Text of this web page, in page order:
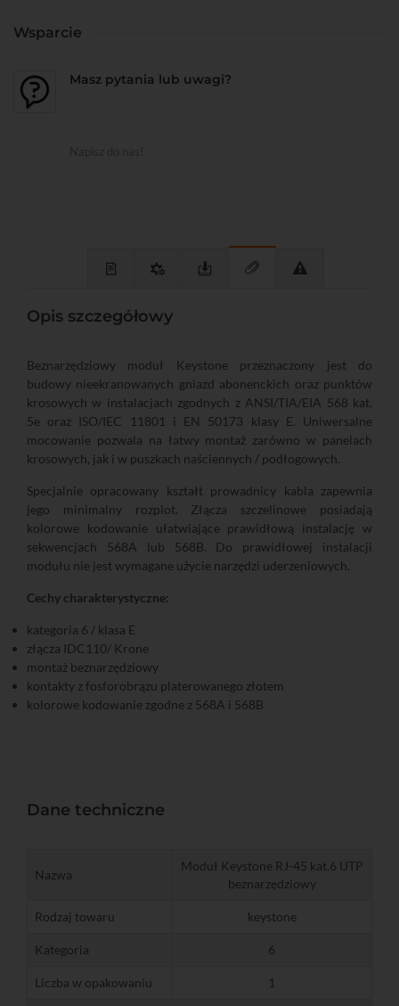
Wsparcie
Masz pytania lub uwagi?
Opis szczegółowy
Beznarzędziowy moduł Keystone przeznaczony jest do
budowy nieekranowanych gniazd abonenckich oraz punktów
krosowych w instalacjach zgodnych z ANSI/TIA/EIA 568 kat.
5e oraz ISO/IEC 11801 i EN 50173 klasy E. Uniwersalne
mocowanie pozwala na łatwy montaż zarówno w panelach
krosowych, jak i w puszkach naściennych / podłogowych.
Specjalnie opracowany kształt prowadnicy kabla zapewnia
jego minimalny rozplot. Złącza szczelinowe posiadają
kolorowe kodowanie ułatwiające prawidłową instalację w
sekwencjach 568A lub 568B. Do prawidłowej instalacji
modułu nie jest wymagane użycie narzędzi uderzeniowych.
Cechy charakterystyczne:
kategoria 6 / klasa E
złącza IDC110/ Krone
montaż beznarzędziowy
kontakty z fosforobrązu platerowanego złotem
kolorowe kodowanie zgodne z 568A i 568B
Dane techniczne
Nazwa
Moduł Keystone RJ-45 kat.6 UTP
beznarzędziowy
Rodzaj towaru keystone
Kategoria 6
Liczba w opakowaniu 1